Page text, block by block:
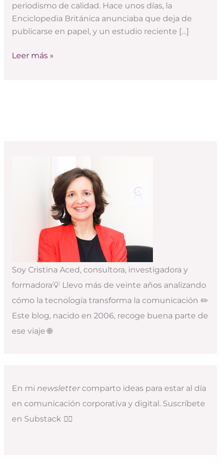
periodismo de calidad. Hace unos días, la
Enciclopedia Británica anunciaba que deja de
publicarse en papel, y un estudio reciente […]
éxito
Leer más »
Soy Cristina Aced, consultora, investigadora y
formadora💡 Llevo más de veinte años analizando
cómo la tecnología transforma la comunicación ✏️
Este blog, nacido en 2006, recoge buena parte de
ese viaje 🌐
En mi newslettercomparto ideas para estar al día
en comunicación corporativa y digital. Suscríbete
en Substack 👇🏻